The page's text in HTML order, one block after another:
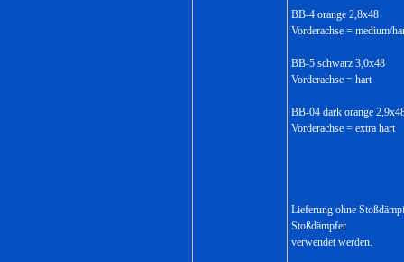
BB-4 orange 2,8x48
Vorderachse = medium/
BB-5 schwarz 3,0x48
Vorderachse = hart
BB-04 dark orange
Vorderachse = extra hart
Lieferung ohne
Stoßdämpfer
verwendet werden.